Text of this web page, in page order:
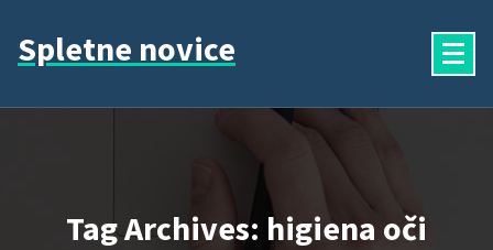
content
Spletne novice
Tag Archives: higiena oči